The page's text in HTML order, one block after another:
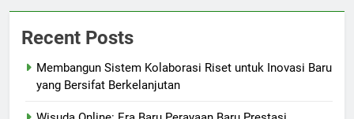
Recent Posts
Membangun Sistem Kolaborasi Riset untuk Inovasi Baru
yang Bersifat Berkelanjutan